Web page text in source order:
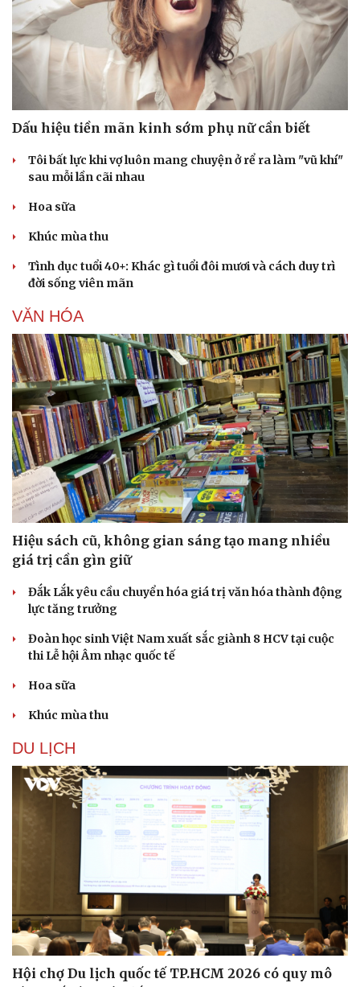
Văn hóa
Văn học
Di sản
Sao Việt
Dấu hiệu tiền mãn kinh sớm phụ nữ cần biết
Tôi bất lực khi vợ luôn mang chuyện ở rể ra làm "vũ khí"
sau mỗi lần cãi nhau
Hoa sữa
Khúc mùa thu
Tình dục tuổi 40+: Khác gì tuổi đôi mươi và cách duy trì
đời sống viên mãn
VĂN HÓA
Hiệu sách cũ, không gian sáng tạo mang nhiều
giá trị cần gìn giữ
Đắk Lắk yêu cầu chuyển hóa giá trị văn hóa thành động
lực tăng trưởng
Đoàn học sinh Việt Nam xuất sắc giành 8 HCV tại cuộc
thi Lễ hội Âm nhạc quốc tế
Hoa sữa
Khúc mùa thu
DU LỊCH
Hội chợ Du lịch quốc tế TP.HCM 2026 có quy mô